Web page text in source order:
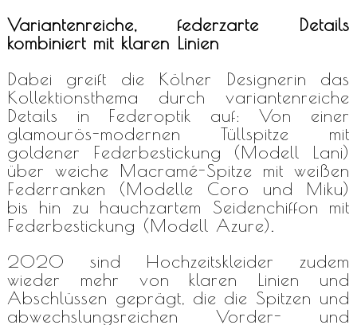
Variantenreiche, federzarte Details
kombiniert mit klaren Linien
Dabei greift die Kölner Designerin das
Kollektionsthema durch variantenreiche
Details in Federoptik auf: Von einer
glamourös-modernen Tüllspitze mit
goldener Federbestickung (Modell Lani)
über weiche
Macramé-Spitze mit weißen
Federranken (Modelle Coro und Miku)
bis hin zu hauchzartem Seidenchiffon mit
Federbestickung (Modell Azure).
2020 sind Hochzeitskleider zudem
wieder mehr von klaren Linien und
Abschlüssen geprägt, die die Spitzen und
abwechslungsreichen Vorder- und